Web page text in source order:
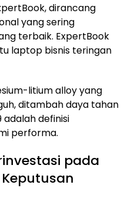
dirancang
yang sering
terbaik. ExpertBook
laptop bisnis teringan
litium alloy yang
ditambah daya tahan
definisi
performa.
pada